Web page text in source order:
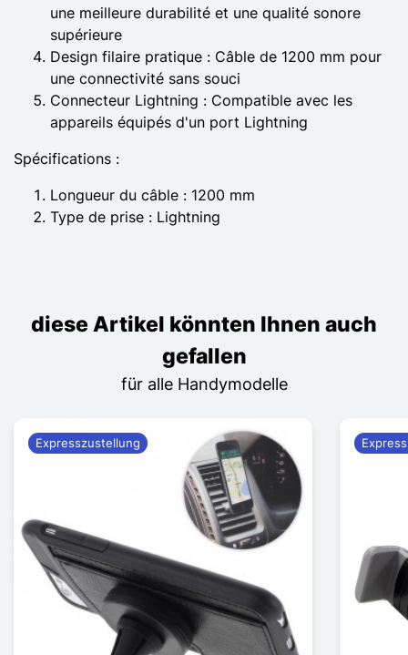
une meilleure durabilité et une qualité sonore
supérieure
Design filaire pratique : Câble de 1200 mm pour
une connectivité sans souci
Connecteur Lightning : Compatible avec les
appareils équipés d'un port Lightning
Spécifications :
Longueur du câble : 1200 mm
Type de prise : Lightning
diese Artikel könnten Ihnen auch
gefallen
für alle Handymodelle
Expresszustellung